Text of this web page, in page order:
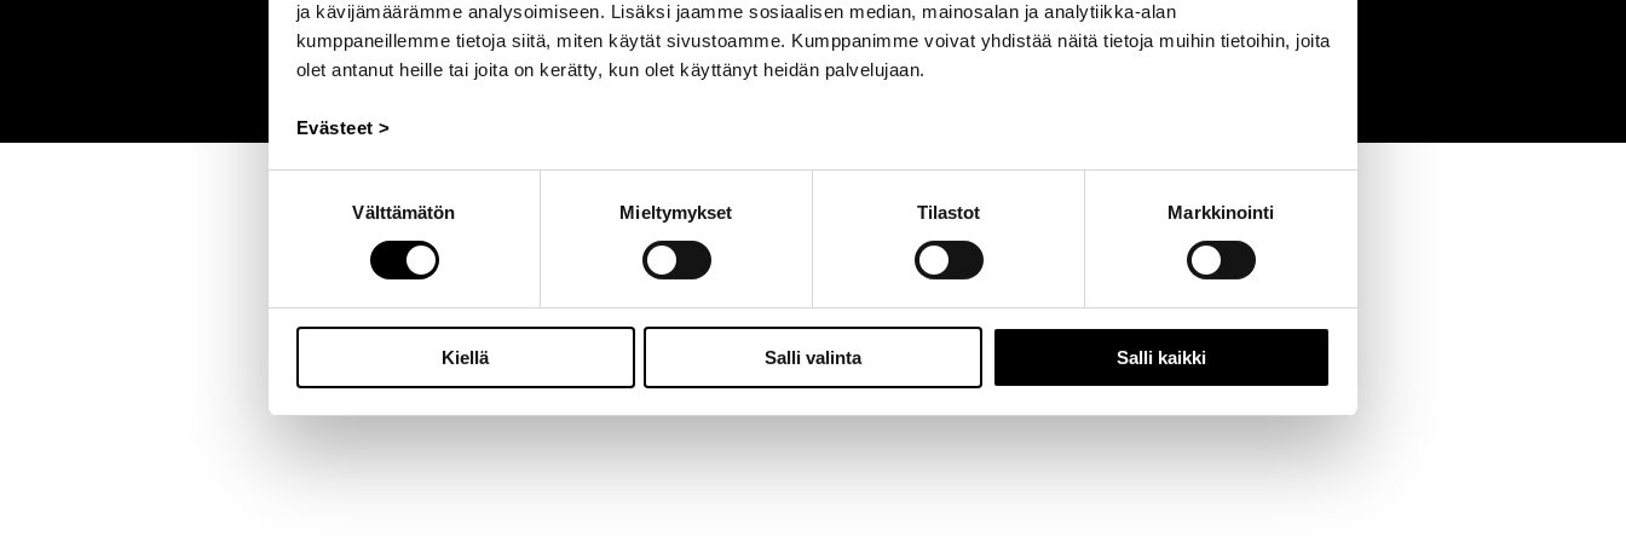
ja kävijämäärämme analysoimiseen. Lisäksi jaamme sosiaalisen median, mainosalan ja analytiikka-alan
kumppaneillemme tietoja siitä, miten käytät sivustoamme. Kumppanimme voivat yhdistää näitä tietoja muihin tietoihin, joita
olet antanut heille tai joita on kerätty, kun olet käyttänyt heidän palvelujaan.
Evästeet >
Välttämätön Mieltymykset Tilastot Markkinointi
Kiellä Salli valinta Salli kaikki
Jalasjärvi: Hallitie 1, 61600 Jalasjärvi | Avoinna: Ma-Pe 8:00 – 16:00 |06 457 5060
© 2024 - Seitoy Oy | Desing by
KOKO-Markkinointi